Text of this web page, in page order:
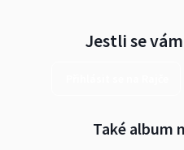
Jestli se
Také album